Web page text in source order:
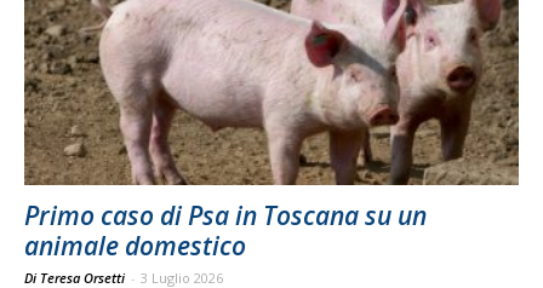
Primo caso di Psa in Toscana su un
animale domestico
Di Teresa Orsetti - 3 Luglio 2026